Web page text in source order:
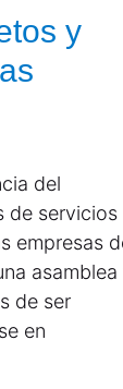
y
del
de servicios
empresas
asamblea
de ser
en